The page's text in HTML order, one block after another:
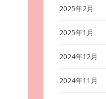
2025年2月
2025年1月
2024年12月
2024年11月